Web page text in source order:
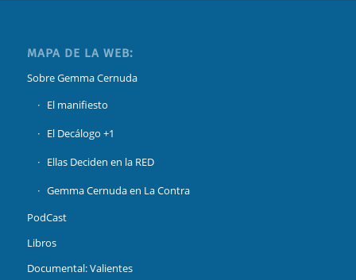
MAPA DE LA WEB:
Sobre Gemma Cernuda
El manifiesto
El Decálogo +1
Ellas Deciden en la RED
Gemma Cernuda en La Contra
PodCast
Libros
Documental: Valientes